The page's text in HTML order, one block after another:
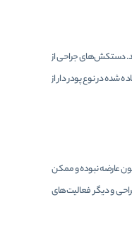
دستکش‌های جراحی از
شده در نوع پودر دار از
عارضه نبوده و ممکن
و دیگر فعالیت‌های